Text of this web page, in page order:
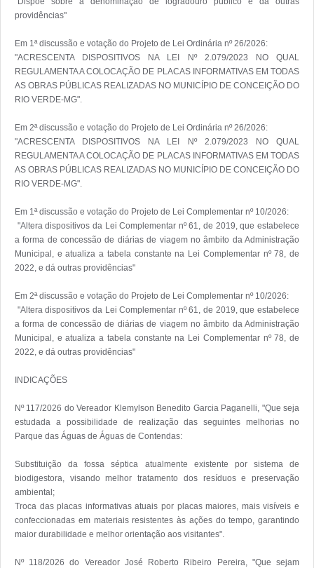
providências"
Em 1ª discussão e votação do Projeto de Lei Ordinária nº 26/2026:
"ACRESCENTA DISPOSITIVOS NA LEI Nº 2.079/2023 NO QUAL
REGULAMENTA A COLOCAÇÃO DE PLACAS INFORMATIVAS EM TODAS
AS OBRAS PÚBLICAS REALIZADAS NO MUNICÍPIO DE CONCEIÇÃO DO
RIO VERDE-MG".
Em 2ª discussão e votação do Projeto de Lei Ordinária nº 26/2026:
"ACRESCENTA DISPOSITIVOS NA LEI Nº 2.079/2023 NO QUAL
REGULAMENTA A COLOCAÇÃO DE PLACAS INFORMATIVAS EM TODAS
AS OBRAS PÚBLICAS REALIZADAS NO MUNICÍPIO DE CONCEIÇÃO DO
RIO VERDE-MG".
Em 1ª discussão e votação do Projeto de Lei Complementar nº 10/2026:
a forma de concessão de diárias de viagem no âmbito da Administração
Municipal, e atualiza a tabela constante na Lei Complementar nº 78, de
2022, e dá outras providências"
Em 2ª discussão e votação do Projeto de Lei Complementar nº 10/2026:
a forma de concessão de diárias de viagem no âmbito da Administração
Municipal, e atualiza a tabela constante na Lei Complementar nº 78, de
2022, e dá outras providências"
INDICAÇÕES
Nº 117/2026 do Vereador Klemylson Benedito Garcia Paganelli, "Que seja
estudada a possibilidade de realização das seguintes melhorias no
Parque das Águas de Águas de Contendas:
Substituição da fossa séptica atualmente existente por sistema de
biodigestora, visando melhor tratamento dos resíduos e preservação
ambiental;
Troca das placas informativas atuais por placas maiores, mais visíveis e
confeccionadas em materiais resistentes às ações do tempo, garantindo
maior durabilidade e melhor orientação aos visitantes".
Nº 118/2026 do Vereador José Roberto Ribeiro Pereira, "Que sejam